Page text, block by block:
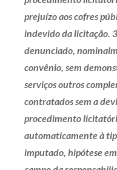
prejuízo aos cofres
indevido da licitação.
denunciado,
convênio, sem
serviços outros
contratados sem a
procedimento
automaticamente à
imputado, hipótese